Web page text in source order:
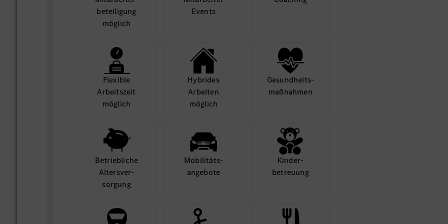
beteili­gung
möglich
Events
Flexible
Arbeits­zeit
möglich
Hybrides
Arbeiten
möglich
Gesund­heits­
maß­nahmen
Betrieb­liche
Alters­ver­
sorgung
Mobilitäts­
angebote
Kinder­
betreuung